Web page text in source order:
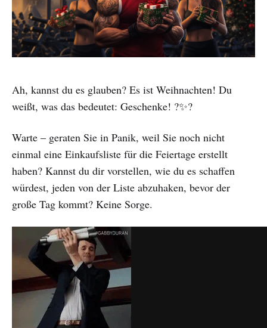
Ah, kannst du es glauben? Es ist Weihnachten! Du
weißt, was das bedeutet: Geschenke! ?✨?
Warte – geraten Sie in Panik, weil Sie noch nicht
einmal eine Einkaufsliste für die Feiertage erstellt
haben? Kannst du dir vorstellen, wie du es schaffen
würdest, jeden von der Liste abzuhaken, bevor der
große Tag kommt? Keine Sorge.